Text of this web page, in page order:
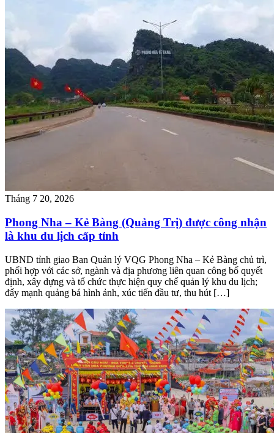
Tháng 7 20, 2026
Phong Nha – Kẻ Bàng (Quảng Trị) được công nhận
là khu du lịch cấp tỉnh
UBND tỉnh giao Ban Quản lý VQG Phong Nha – Kẻ Bàng chủ trì,
phối hợp với các sở, ngành và địa phương liên quan công bố quyết
định, xây dựng và tổ chức thực hiện quy chế quản lý khu du lịch;
đẩy mạnh quảng bá hình ảnh, xúc tiến đầu tư, thu hút […]